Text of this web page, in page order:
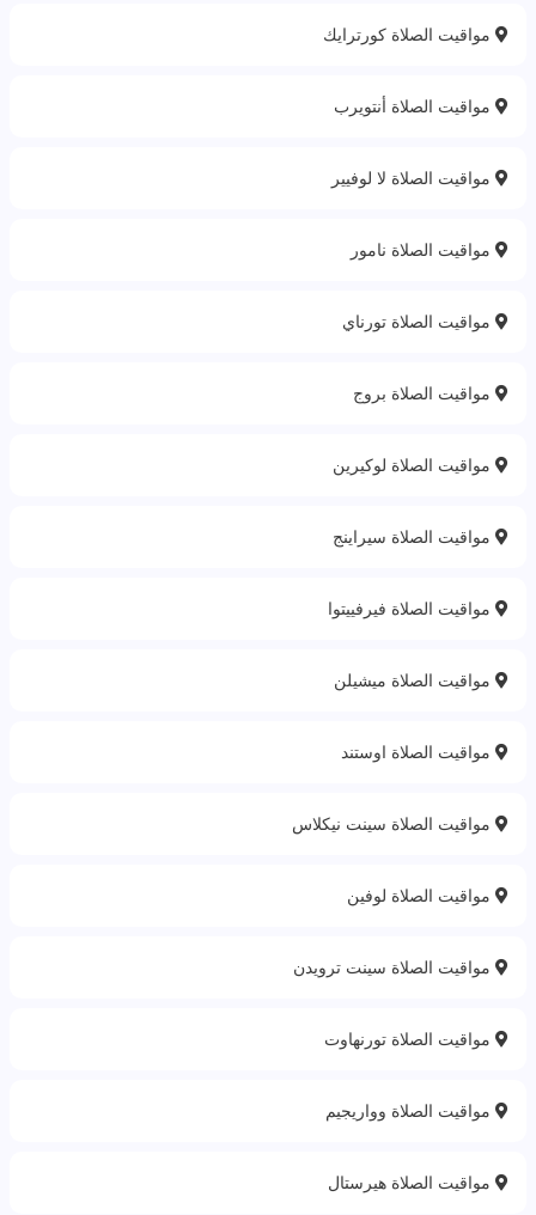
مواقيت الصلاة كورترايك
مواقيت الصلاة أنتويرب
مواقيت الصلاة لا لوفيير
مواقيت الصلاة نامور
مواقيت الصلاة تورناي
مواقيت الصلاة بروج
مواقيت الصلاة لوكيرين
مواقيت الصلاة سيراينج
مواقيت الصلاة فيرفييتوا
مواقيت الصلاة ميشيلن
مواقيت الصلاة اوستند
مواقيت الصلاة سينت نيكلاس
مواقيت الصلاة لوفين
مواقيت الصلاة سينت ترويدن
مواقيت الصلاة تورنهاوت
مواقيت الصلاة وواريجيم
مواقيت الصلاة هيرستال